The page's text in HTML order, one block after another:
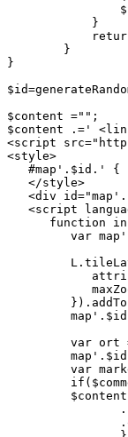
}
$content ="";
$content .='
<script
<style>
#map'.$id.' {
   </style>
<div
<script
function
var ort
var